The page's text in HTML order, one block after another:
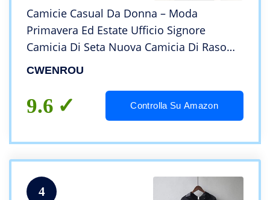
Camicie Casual Da Donna – Moda
Primavera Ed Estate Ufficio Signore
Camicia Di Seta Nuova Camicia Di Raso
Retrò Chiffon Risvolto Camicia A Maniche
Party Elegant
CWENROU
9.6 Controlla Su Amazon
4